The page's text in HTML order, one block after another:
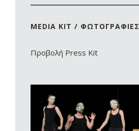
MEDIA KIT / ΦΩΤΟΓΡΑΦΙΕΣ
Προβολή Press Kit